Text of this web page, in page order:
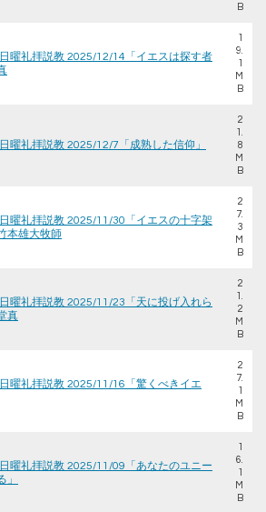
B
曜礼拝説教 2025/12/14「イエスは探す者
1
9.
1
M
B
曜礼拝説教 2025/12/7「成熟した信仰」
2
1.
8
M
B
曜礼拝説教 2025/11/30「イエスの十字架
本雄大牧師
2
7.
3
M
B
曜礼拝説教 2025/11/23「天に投げ入れら
真
2
1.
2
M
B
曜礼拝説教 2025/11/16「驚くべきイエ
2
7.
1
M
B
曜礼拝説教 2025/11/09「あなたのユニー
」
1
6.
1
M
B